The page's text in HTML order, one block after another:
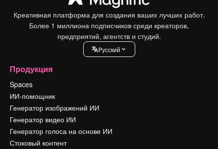
Креативная платформа для создания ваших лучших работ.
Более 1 миллиона подписчиков среди креаторов,
предприятий, агентств и студий.
Pусский
Продукция
Spaces
ИИ-помощник
Генератор изображений ИИ
Генератор видео ИИ
Генератор голоса на основе ИИ
Стоковый контент